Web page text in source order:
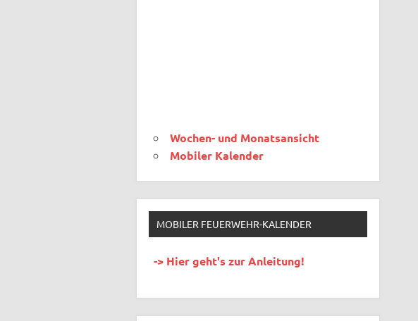
Wochen- und Monatsansicht
Mobiler Kalender
MOBILER FEUERWEHR-KALENDER
-> Hier geht's zur Anleitung!